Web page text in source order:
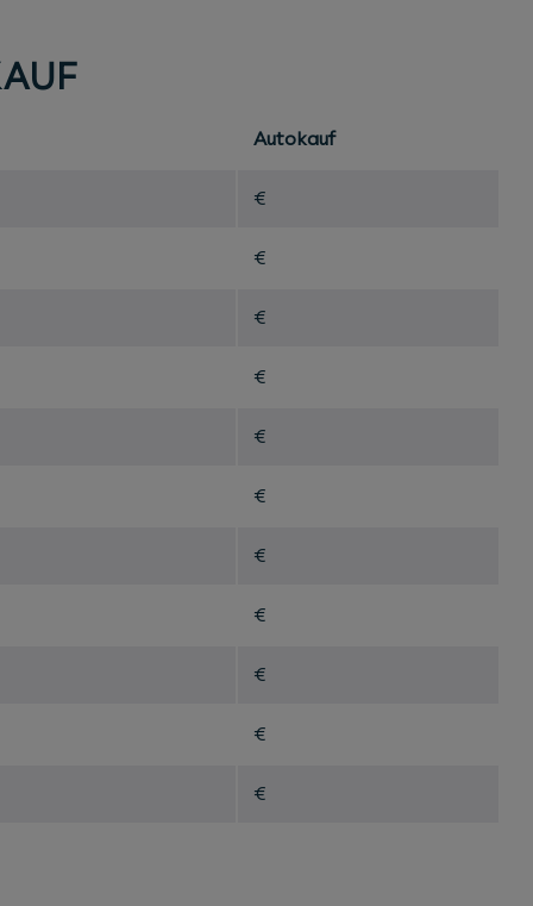
Autokauf
€
€
€
€
€
€
€
€
€
€
€